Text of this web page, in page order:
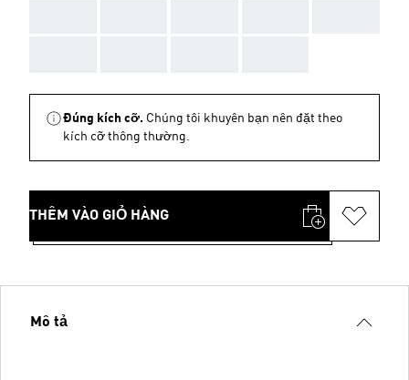
Đúng kích cỡ. Chúng tôi khuyên bạn nên đặt theo
kích cỡ thông thường.
THÊM VÀO GIỎ HÀNG
Mô tả